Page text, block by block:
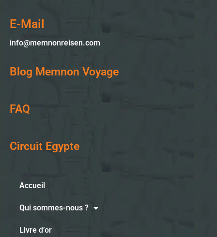
E-Mail
info@memnonreisen.com
Blog Memnon Voyage
FAQ
Circuit Egypte
Accueil
Qui sommes-nous ?
Livre d’or